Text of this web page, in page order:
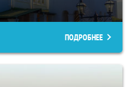
ПОДРОБНЕЕ